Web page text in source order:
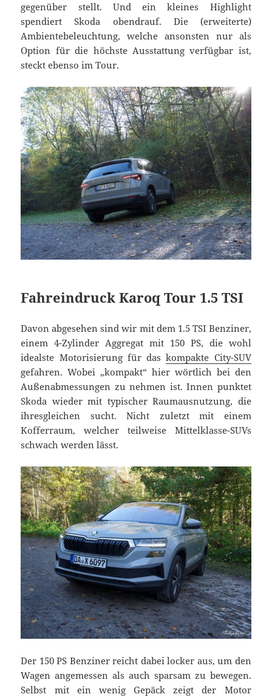
gegenüber stellt. Und ein kleines Highlight
spendiert Skoda obendrauf. Die (erweiterte)
Ambientebeleuchtung, welche ansonsten nur als
Option für die höchste Ausstattung verfügbar ist,
steckt ebenso im Tour.
Fahreindruck Karoq Tour 1.5 TSI
Davon abgesehen sind wir mit dem 1.5 TSI Benziner,
einem 4-Zylinder Aggregat mit 150 PS, die wohl
idealste Motorisierung für daskompakte City-SUV
gefahren. Wobei „kompakt“ hier wörtlich bei den
Außenabmessungen zu nehmen ist. Innen punktet
Skoda wieder mit typischer Raumausnutzung, die
ihresgleichen sucht. Nicht zuletzt mit einem
Kofferraum, welcher teilweise Mittelklasse-SUVs
schwach werden lässt.
Der 150 PS Benziner reicht dabei locker aus, um den
Wagen angemessen als auch sparsam zu bewegen.
Selbst mit ein wenig Gepäck zeigt der Motor